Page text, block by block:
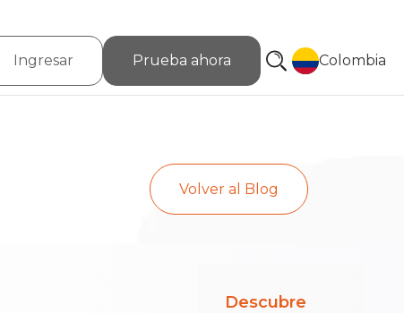
Ingresar Prueba ahora Colombia
Volver al Blog
Descubre